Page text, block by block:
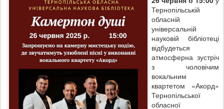
Тернопільській
обласній
універсальній
науковій бібліотеці
відбудеться
атмосферна зустріч
з чоловічим
вокальним
квартетом «Акорд»
Тернопільської
обласної